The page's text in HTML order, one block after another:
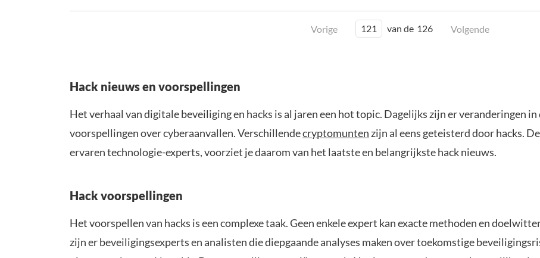
Vorige 121 van de 126 Volgende
Hack nieuws en voorspellingen
Het verhaal van digitale beveiliging en hacks is al jaren een hot topic. Dagelijks zijn er veranderingen
voorspellingen over cyberaanvallen. Verschillendecryptomunten zijn al eens geteisterd door hacks.
ervaren technologie-experts, voorziet je daarom van het laatste en belangrijkste hack nieuws.
Hack voorspellingen
Het voorspellen van hacks is een complexe taak. Geen enkele expert kan exacte methoden en
zijn er beveiligingsexperts en analisten die diepgaande analyses maken over toekomstige